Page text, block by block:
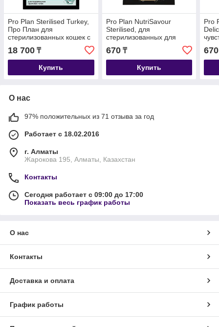
Pro Plan Sterilised Turkey,
Про План для
стерилизованных кошек с
индейкой, уп. 3кг.
18 700 ₸
Купить
Pro Plan NutriSavour
Sterilised, для
стерилизованных для
кошек с океанической
рыбой в желе, пауч 85гр.
670₸
Купить
Pro
670
О нас
97% положительных из 71 отзыва за год
Работает с 18.02.2016
г. Алматы
Жарокова 195, Алматы, Казахстан
Контакты
Сегодня работает с 09:00 до 17:00
Показать весь график работы
О нас
Контакты
Доставка и оплата
График работы